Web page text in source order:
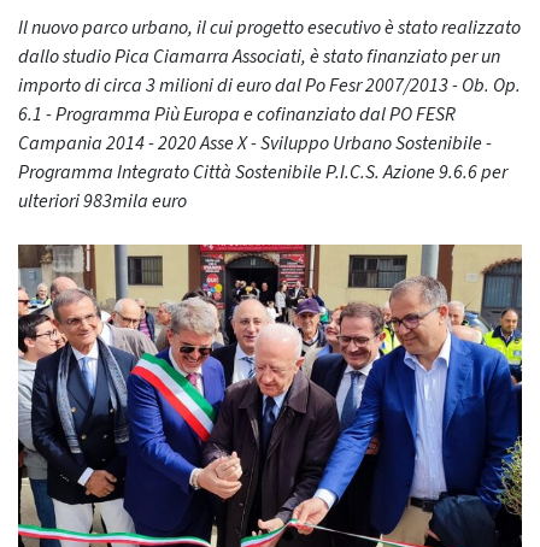
Il nuovo parco urbano, il cui progetto esecutivo è stato realizzato
dallo studio Pica Ciamarra Associati, è stato finanziato per un
importo di circa 3 milioni di euro dal Po Fesr 2007/2013 - Ob. Op.
6.1 - Programma Più Europa e cofinanziato dal PO FESR
Campania 2014 - 2020 Asse X - Sviluppo Urbano Sostenibile -
Programma Integrato Città Sostenibile P.I.C.S. Azione 9.6.6 per
ulteriori 983mila euro